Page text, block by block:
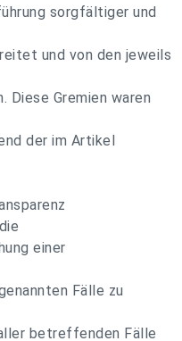
sorgfältiger und
und von den jeweils
Diese Gremien waren
der im Artikel
einer
Fälle zu
betreffenden Fälle